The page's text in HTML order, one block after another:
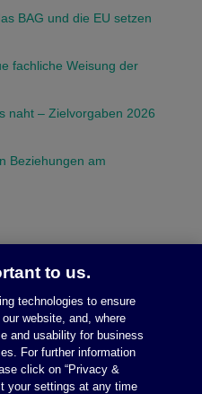
BAG und die EU setzen
fachliche Weisung der
naht – Zielvorgaben 2026
Beziehungen am
to us.
technologies to ensure
website, and, where
and usability for business
For further information
click on “Privacy &
your settings at any time